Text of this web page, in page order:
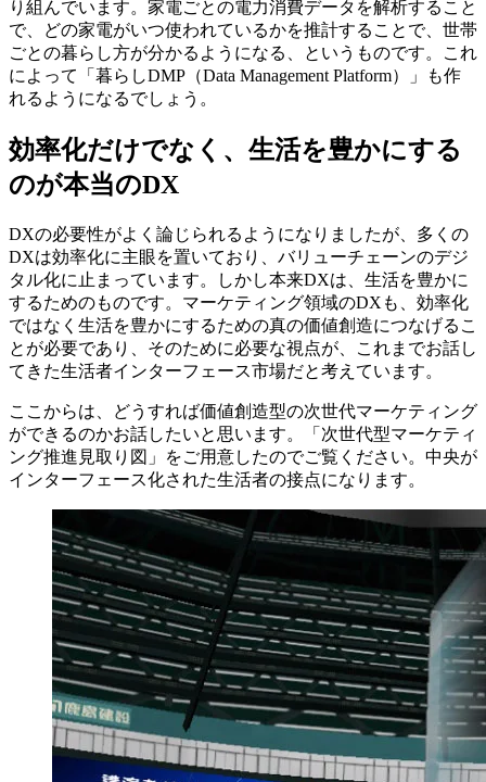
り組んでいます。家電ごとの電力消費データを解析すること
で、どの家電がいつ使われているかを推計することで、世帯
ごとの暮らし方が分かるようになる、というものです。これ
によって「暮らしDMP（Data Management Platform）」も作
れるようになるでしょう。
効率化だけでなく、生活を豊かにする
のが本当のDX
DXの必要性がよく論じられるようになりましたが、多くの
DXは効率化に主眼を置いており、バリューチェーンのデジ
タル化に止まっています。しかし本来DXは、生活を豊かに
するためのものです。マーケティング領域のDXも、効率化
ではなく生活を豊かにするための真の価値創造につなげるこ
とが必要であり、そのために必要な視点が、これまでお話し
てきた生活者インターフェース市場だと考えています。
ここからは、どうすれば価値創造型の次世代マーケティング
ができるのかお話したいと思います。「次世代型マーケティ
ング推進見取り図」をご用意したのでご覧ください。中央が
インターフェース化された生活者の接点になります。